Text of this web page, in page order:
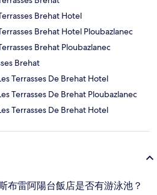
Brehat Hotel
Brehat Hotel Ploubazlanec
Brehat Ploubazlanec
Brehat
Terrasses De Brehat Hotel
Terrasses De Brehat Ploubazlanec
Terrasses De Brehat Hotel
布雷阿陽台飯店是否有游泳池？